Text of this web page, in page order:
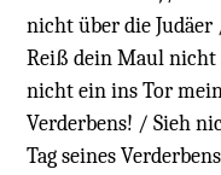
nicht über die
Reiß dein Maul nicht
nicht ein ins Tor
Verderbens! / Sieh
Tag seines